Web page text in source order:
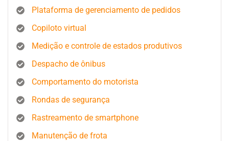
Plataforma de gerenciamento de pedidos
Copiloto virtual
Medição e controle de estados produtivos
Despacho de ônibus
Comportamento do motorista
Rondas de segurança
Rastreamento de smartphone
Manutenção de frota